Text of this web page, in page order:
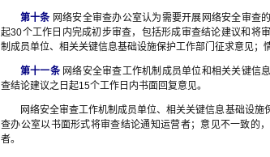
第十条 网络安全审查办公室认为需要开展网络安全审查
起30个工作日内完成初步审查，包括形成审查结论建议和将
制成员单位、相关关键信息基础设施保护工作部门征求意见；
第十一条网络安全审查工作机制成员单位和相关关键信
查结论建议之日起15个工作日内书面回复意见。
网络安全审查工作机制成员单位、相关关键信息基础设施
查办公室以书面形式将审查结论通知运营者；意见不一致的
者。